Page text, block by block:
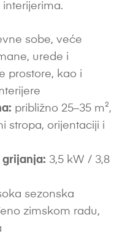
sobe, veće
urede i
prostore, kao i
približno 25–35 m²,
stropa, orijentaciji i
grijanja: 3,5 kW / 3,8
sezonska
zimskom radu,